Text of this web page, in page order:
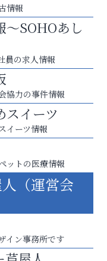
？
スパイラル）
情報
～SOHOあし
員の求人情報
協力の事件情報
スイーツ
イーツ情報
ットの医療情報
（運営会
イン事務所です